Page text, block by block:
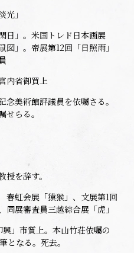
」
日」。米国トレド日本画展
図」。帝展第12回「日照雨」
内省御買上
念美術館評議員を依囑さる。
せらる。
を辞す。
虹会展「猿猴」、文展第1回
同展審査員三越綜合展「虎」
」市質上。本山竹荘依囑の
となる。死去。